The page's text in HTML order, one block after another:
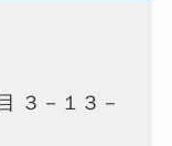
３－１３－